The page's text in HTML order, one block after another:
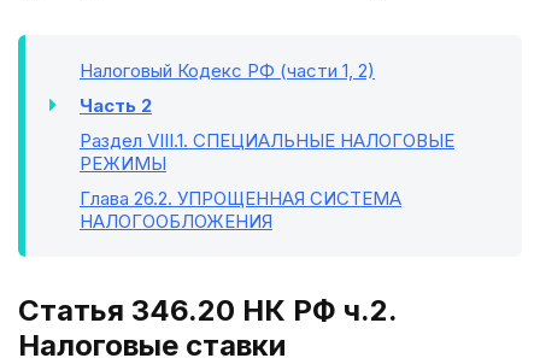
Налоговый Кодекс РФ (части 1, 2)
Часть 2
Раздел VIII.1. СПЕЦИАЛЬНЫЕ НАЛОГОВЫЕ
РЕЖИМЫ
Глава 26.2. УПРОЩЕННАЯ СИСТЕМА
НАЛОГООБЛОЖЕНИЯ
Статья 346.20 НК РФ ч.2.
Налоговые ставки